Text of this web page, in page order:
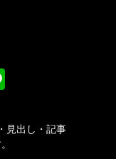
見出し・記事